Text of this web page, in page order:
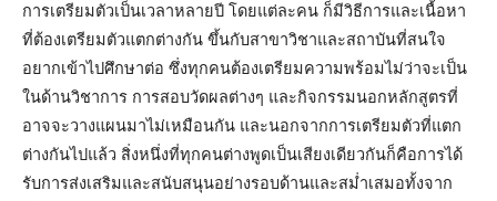
การเตรียมตัวเป็นเวลาหลายปี โดยแต่ละคน ก็มีวิธีการและเนื้อหา
ที่ต้องเตรียมตัวแตกต่างกัน ขึ้นกับสาขาวิชาและสถาบันที่สนใจ
อยากเข้าไปศึกษาต่อ ซึ่งทุกคนต้องเตรียมความพร้อมไม่ว่าจะเป็น
ในด้านวิชาการ การสอบวัดผลต่างๆ และกิจกรรมนอกหลักสูตรที่
อาจจะวางแผนมาไม่เหมือนกัน และนอกจากการเตรียมตัวที่แตก
ต่างกันไปแล้ว สิ่งหนึ่งที่ทุกคนต่างพูดเป็นเสียงเดียวกันก็คือการได้
รับการส่งเสริมและสนับสนุนอย่างรอบด้านและสม่ำเสมอทั้งจาก